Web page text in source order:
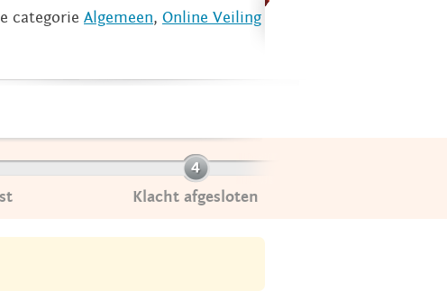
categorie Algemeen, Online Veiling
Klacht afgesloten